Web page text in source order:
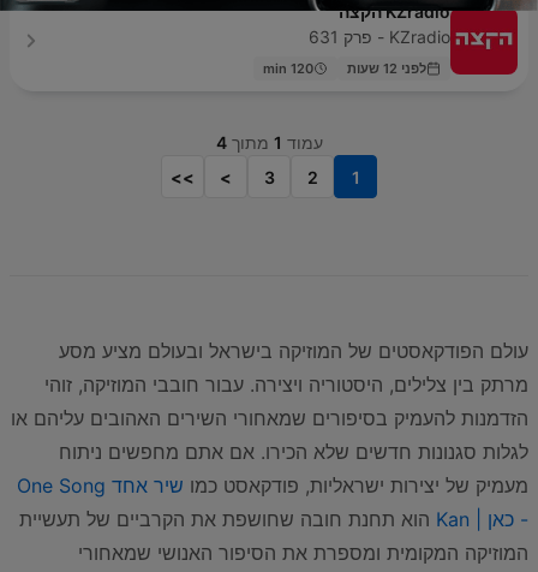
KZradio הקצה
KZradio - פרק 631
לפני 12 שעות 120 min
עמוד 1 מתוך4
1
2
3
>
>>
עולם הפודקאסטים של המוזיקה בישראל ובעולם מציע מסע
מרתק בין צלילים, היסטוריה ויצירה. עבור חובבי המוזיקה, זוהי
הזדמנות להעמיק בסיפורים שמאחורי השירים האהובים עליהם או
לגלות סגנונות חדשים שלא הכירו. אם אתם מחפשים ניתוח
מעמיק של יצירות ישראליות, פודקאסט כמו
שיר אחד One Song
- כאן | Kan
הוא תחנת חובה שחושפת את הקרביים של תעשיית
המוזיקה המקומית ומספרת את הסיפור האנושי שמאחורי